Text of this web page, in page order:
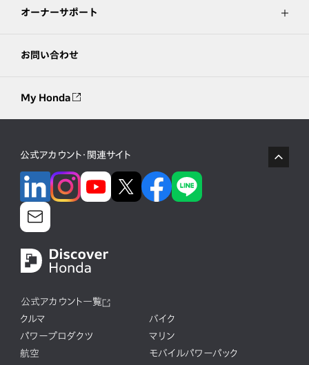
オーナーサポート
お問い合わせ
My Honda
公式アカウント・関連サイト
公式アカウント一覧
クルマ
バイク
パワープロダクツ
マリン
航空
モバイルパワーパック